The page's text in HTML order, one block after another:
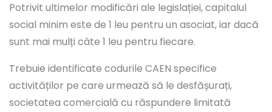
Potrivit ultimelor modificări ale legislației, capitalul
social minim este de 1 leu pentru un asociat, iar dacă
sunt mai mulți câte 1 leu pentru fiecare.
Trebuie identificate codurile CAEN specifice
activităților pe care urmează să le desfășurați,
societatea comercială cu răspundere limitată